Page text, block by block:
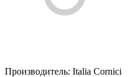
Производитель: Italia Cornici